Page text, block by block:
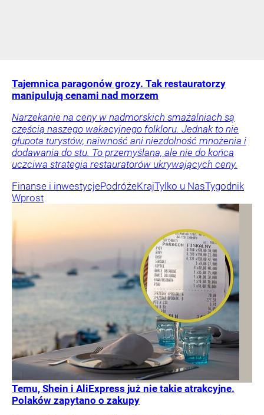
Tajemnica paragonów grozy. Tak restauratorzy
manipulują cenami nad morzem
Narzekanie na ceny w nadmorskich smażalniach są
częścią naszego wakacyjnego folkloru. Jednak to nie
głupota turystów, naiwność ani niezdolność mnożenia i
dodawania do stu. To przemyślana, ale nie do końca
uczciwa strategia restauratorów ukrywających ceny.
Finanse i inwestycjePodróżeKrajTylko u NasTygodnik
Wprost
Temu, Shein i AliExpress już nie takie atrakcyjne.
Polaków zapytano o zakupy